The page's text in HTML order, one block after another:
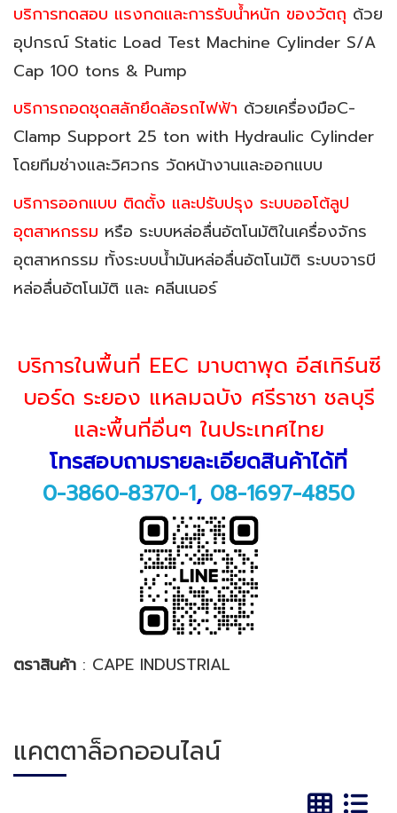
บริการทดสอบ แรงกดและการรับน้ำหนัก ของวัตถุ ด้วย
อุปกรณ์ Static Load Test Machine Cylinder S/A
Cap 100 tons & Pump
บริการถอดชุดสลักยึดล้อรถไฟฟ้า ด้วยเครื่องมือC-
Clamp Support 25 ton with Hydraulic Cylinder
โดยทีมช่างและวิศวกร วัดหน้างานและออกแบบ
บริการออกแบบ ติดตั้ง และปรับปรุง ระบบออโต้ลูป
อุตสาหกรรม หรือ ระบบหล่อลื่นอัตโนมัติในเครื่องจักร
อุตสาหกรรม ทั้งระบบน้ำมันหล่อลื่นอัตโนมัติ ระบบจารบี
หล่อลื่นอัตโนมัติ และ คลีนเนอร์
บริการในพื้นที่ EEC มาบตาพุด อีสเทิร์นซี
บอร์ด ระยอง แหลมฉบัง ศรีราชา ชลบุรี
และพื้นที่อื่นๆ ในประเทศไทย
โทรสอบถามรายละเอียดสินค้าได้ที่
0-3860-8370-1, 08-1697-4850
ตราสินค้า : CAPE INDUSTRIAL
แคตตาล็อกออนไลน์